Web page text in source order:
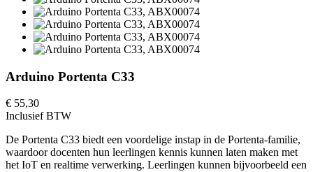
Arduino Portenta C33
€ 55,30
Inclusief BTW
De Portenta C33 biedt een voordelige instap in de Portenta-familie,
waardoor docenten hun leerlingen kennis kunnen laten maken met
het IoT en realtime verwerking. Leerlingen kunnen bijvoorbeeld een